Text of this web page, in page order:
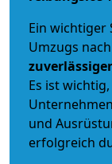
Ein wichtiger
Umzugs
Es ist
und
erfolgreich